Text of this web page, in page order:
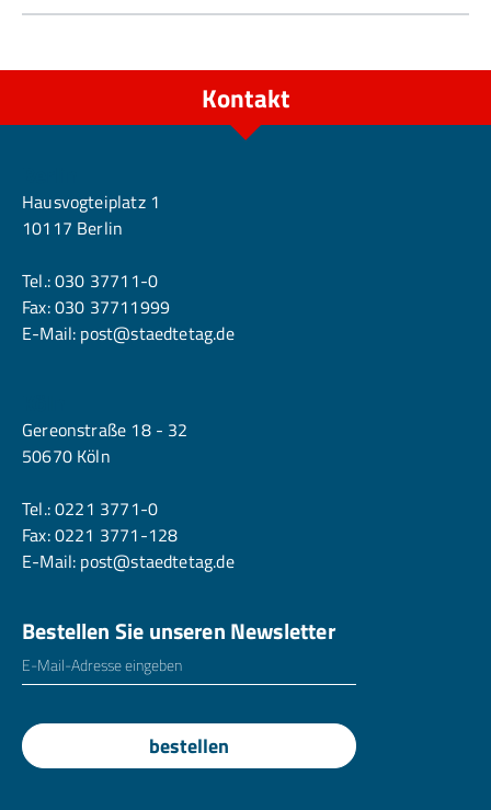
Kontakt
Hausvogteiplatz 1
10117 Berlin
Tel.:030 37711-0
Fax: 030 37711999
E-Mail: post@staedtetag.de
Gereonstraße 18 - 32
50670 Köln
Tel.:0221 3771-0
Fax: 0221 3771-128
E-Mail: post@staedtetag.de
Bestellen Sie unseren Newsletter
E-Mailadresse
bestellen